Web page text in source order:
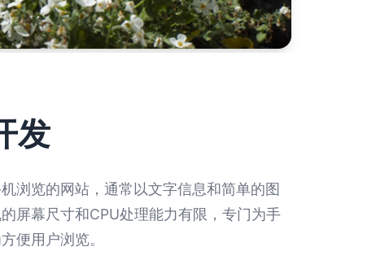
发
浏览的网站，通常以文字信息和简单的图
屏幕尺寸和CPU处理能力有限，专门为手
便用户浏览。